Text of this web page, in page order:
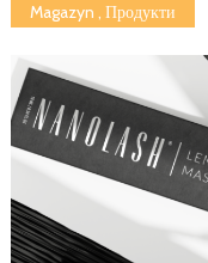
Magazyn , Продукти